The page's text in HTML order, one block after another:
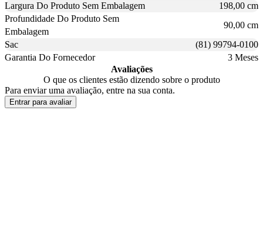
Largura Do Produto Sem Embalagem
198,00 cm
Profundidade Do Produto Sem
Embalagem
90,00 cm
Sac
(81) 99794-0100
Garantia Do Fornecedor
3 Meses
Avaliações
O que os clientes estão dizendo sobre o produto
Para enviar uma avaliação, entre na sua conta.
Entrar para avaliar